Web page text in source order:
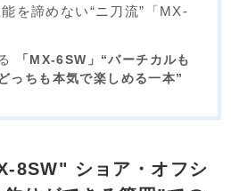
を諦めない“ニ刀流”「MX-
「MX-6SW」“バーチカルも
っちも本気で楽しめる一本”
8SW" ショア・オフシ